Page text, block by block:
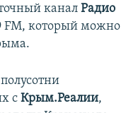
канал Радио
FM, который можно
с Крым.Реалии,